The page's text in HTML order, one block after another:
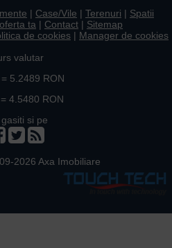
| Case/Vile | Terenuri | Spatii
ta | Contact | Sitemap
de cookies | Manager de cookies
valutar
5.2489 RON
4.5480 RON
si pe
2026 Axa Imobiliare